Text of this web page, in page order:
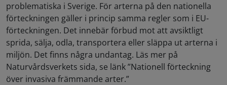
problematiska i Sverige. För arterna på den nationella
förteckningen gäller i princip samma regler som i EU-
förteckningen. Det innebär förbud mot att avsiktligt
sprida, sälja, odla, transportera eller släppa ut arterna i
miljön. Det finns några undantag. Läs mer på
Naturvårdsverkets sida, se länk ”Nationell förteckning
över invasiva främmande arter.”